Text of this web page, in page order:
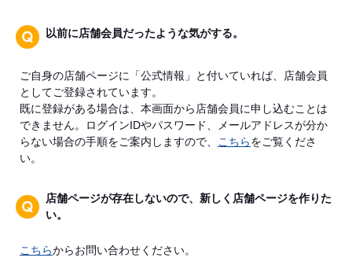
以前に店舗会員だったような気がする。
ご自身の店舗ページに「公式情報」と付いていれば、店舗会員
としてご登録されています。
既に登録がある場合は、本画面から店舗会員に申し込むことは
できません。ログインIDやパスワード、メールアドレスが分か
らない場合の手順をご案内しますので、
こちらをご覧くださ
い。
店舗ページが存在しないので、新しく店舗ページを作りた
い。
こちらからお問い合わせください。